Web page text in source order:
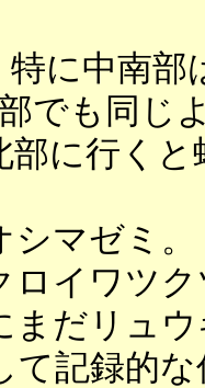
に中南
でも同じ
部に行く
マゼミ。
ロイワツ
まだリュ
て記録的